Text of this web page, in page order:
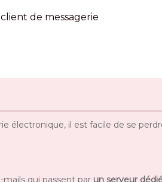
client de messagerie
électronique, il est facile de se
qui passent par un serveur